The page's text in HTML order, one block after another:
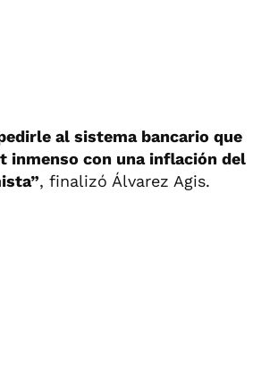
al sistema bancario que
inmenso con una inflación del
, finalizó Álvarez Agis.